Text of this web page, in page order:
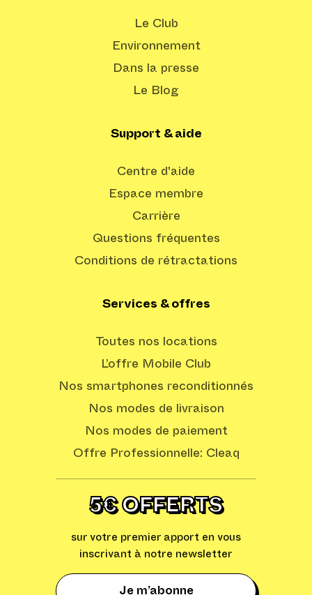
Le Club
Environnement
Dans la presse
Le Blog
Support & aide
Centre d'aide
Espace membre
Carrière
Questions fréquentes
Conditions de rétractations
Services & offres
Toutes nos locations
L’offre Mobile Club
Nos smartphones reconditionnés
Nos modes de livraison
Nos modes de paiement
Offre Professionnelle: Cleaq
5€ OFFERTS
sur votre premier apport en vous
inscrivant à notre newsletter
Je m’abonne